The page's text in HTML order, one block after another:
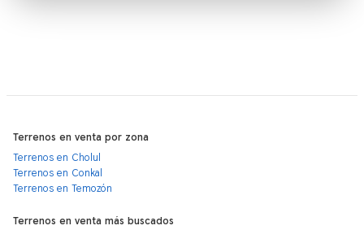
Terrenos en venta por zona
Terrenos en Cholul
Terrenos en Conkal
Terrenos en Temozón
Terrenos en venta más buscados